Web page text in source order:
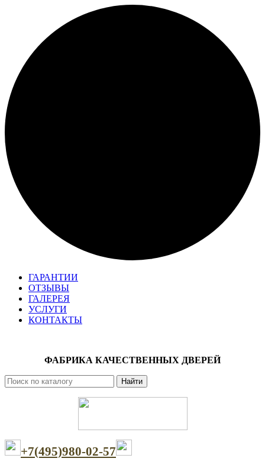
ГАРАНТИИ
ОТЗЫВЫ
ГАЛЕРЕЯ
УСЛУГИ
КОНТАКТЫ
ФАБРИКА КАЧЕСТВЕННЫХ ДВЕРЕЙ
Найти
+7(495)980-02-57